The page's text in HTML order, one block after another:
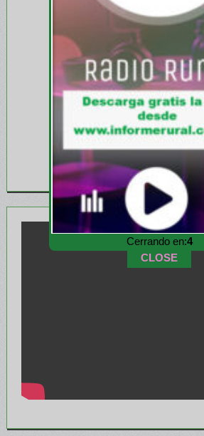
Cerrando en:2
CLOSE